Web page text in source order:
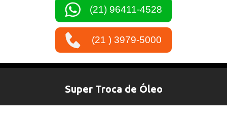
(21) 96411-4528
(21 ) 3979-5000
Super Troca de Óleo